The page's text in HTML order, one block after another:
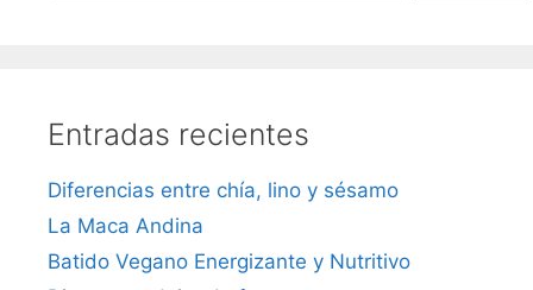
Entradas recientes
Diferencias entre chía, lino y sésamo
La Maca Andina
Batido Vegano Energizante y Nutritivo